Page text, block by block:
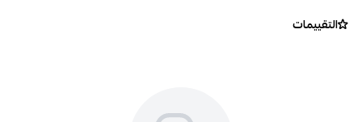
التقييمات